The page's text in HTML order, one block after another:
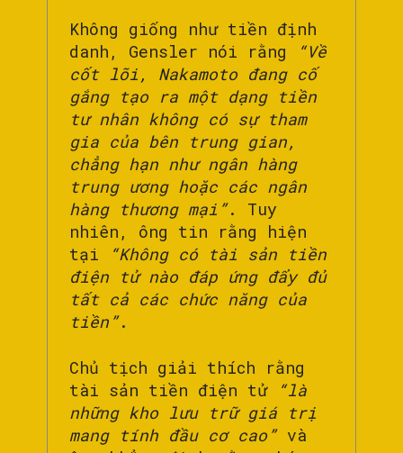
Không giống như tiền định
danh, Gensler nói rằng
“Về
cốt lõi, Nakamoto đang cố
gắng tạo ra một dạng tiền
tư nhân không có sự tham
gia của bên trung gian,
chẳng hạn như ngân hàng
trung ương hoặc các ngân
hàng thương mại”. Tuy
nhiên, ông tin rằng hiện
tại
“Không có tài sản tiền
điện tử nào đáp ứng đẩy đủ
tất cả các chức năng của
tiền”.
Chủ tịch giải thích rằng
tài sản tiền điện tử
“là
những kho lưu trữ giá trị
mang tính đầu cơ cao”và